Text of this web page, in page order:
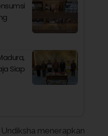
Siap
menerapkan